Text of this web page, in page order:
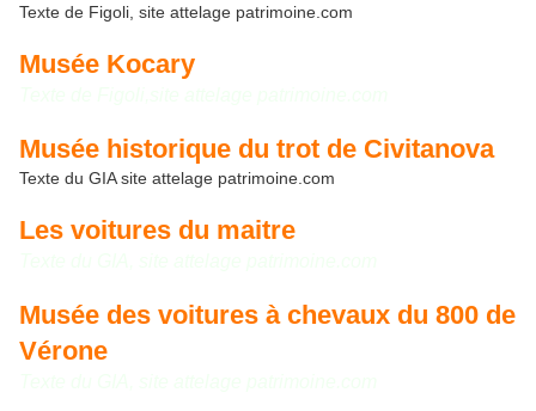
Texte de Figoli, site attelage patrimoine.com
Musée Kocary
Musée historique du trot de Civitanova
Texte du GIA site attelage patrimoine.com
Les voitures du maitre
Musée des voitures à chevaux du 800 de
Vérone